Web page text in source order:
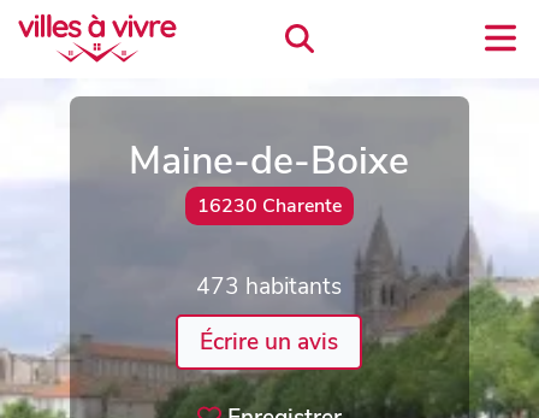
Maine-de-Boixe
16230 Charente
473 habitants
Écrire un avis